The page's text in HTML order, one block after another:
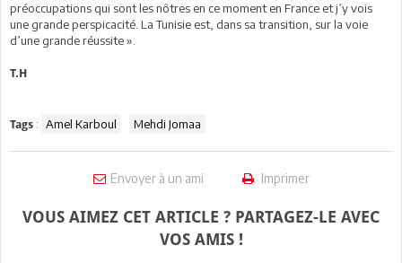
préoccupations qui sont les nôtres en ce moment en France et j’y vois
une grande perspicacité. La Tunisie est, dans sa transition, sur la voie
d’une grande réussite ».
T.H
Tags : Amel Karboul Mehdi Jomaa
Envoyer à un ami Imprimer
VOUS AIMEZ CET ARTICLE ? PARTAGEZ-LE AVEC
VOS AMIS !